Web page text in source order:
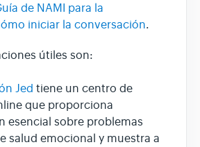
de NAMI para la
iniciar la conversación.
útiles son:
Jed tiene un centro de
que proporciona
esencial sobre problemas
salud emocional y muestra a